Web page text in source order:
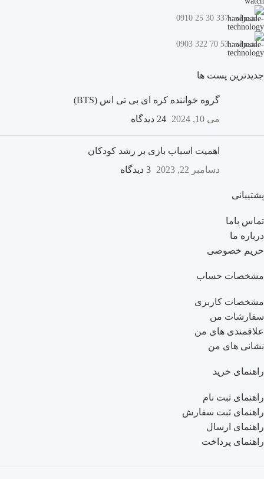
همراه : 337 30 25 0910
همراه : 53 70 322 0903
جدیدترین پست ها
گروه خواننده کره ای بی تی اس (BTS)
می 10, 2024
24 دیدگاه
اهمیت اسباب بازی بر رشد کودکان
دسامبر 22, 2023
3 دیدگاه
پشتیبانی
تماس باما
درباره ما
حریم خصوصی
مشخصات حساب
مشخصات کاربری
سفارشات من
علاقمندی های من
نشانی های من
راهنمای خرید
راهنمای ثبت نام
راهنمای ثبت سفارش
راهنمای ارسال
راهنمای پرداخت